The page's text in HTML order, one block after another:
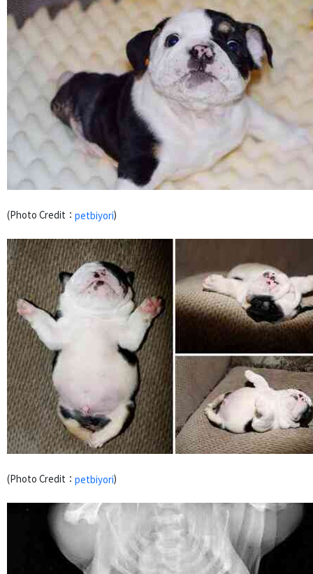
(Photo Credit： petbiyori)
(Photo Credit： petbiyori)